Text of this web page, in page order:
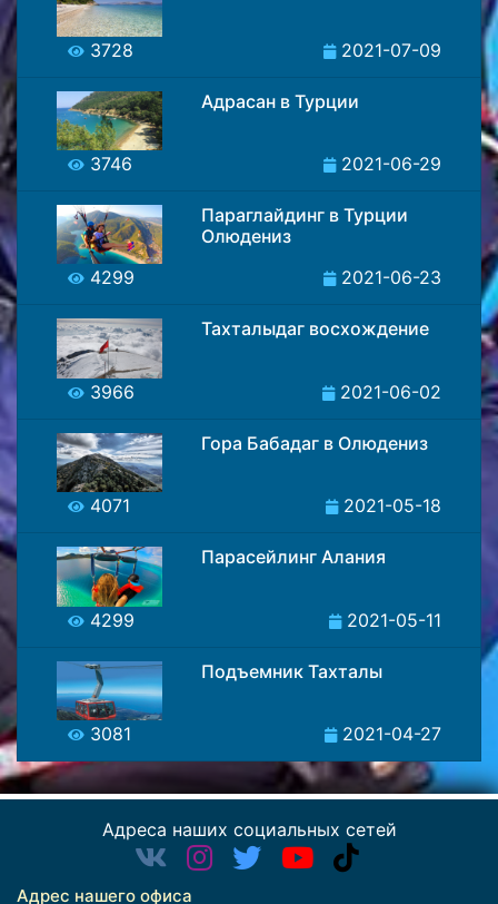
3728 2021-07-09
Адрасан в Турции
3746 2021-06-29
Параглайдинг в Турции
Олюдениз
4299
2021-06-23
Тахталыдаг восхождение
3966 2021-06-02
Гора Бабадаг в Олюдениз
4071 2021-05-18
Парасейлинг Алания
4299 2021-05-11
Подъемник Тахталы
3081 2021-04-27
Адреса наших социальных сетей
Адрес нашего офиса